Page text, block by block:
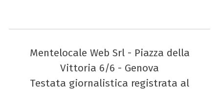
Mentelocale Web Srl - Piazza della
Vittoria 6/6 - Genova
Testata giornalistica registrata al